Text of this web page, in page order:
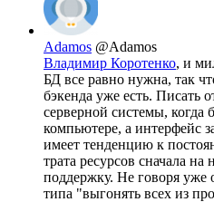
Adamos @Adamos
Владимир Коротенко, и
БД все равно нужна, так
бэкенда уже есть. Писать
серверной системы, когда
компьютере, а интерфейс
имеет тенденцию к
трата ресурсов сначала
поддержку. Не говоря
типа "выгонять всех из